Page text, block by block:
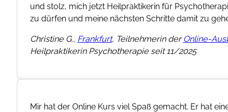
und stolz, mich jetzt Heilpraktikerin für
zu dürfen und meine nächsten Schritte damit zu
Christine G., Frankfurt, Teilnehmerin der Online-
Heilpraktikerin Psychotherapie seit 11/2025
Mir hat der Online Kurs viel Spaß gemacht. Er hat